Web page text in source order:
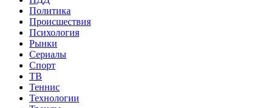
Политика
Происшествия
Психология
Рынки
Сериалы
Спорт
ТВ
Теннис
Технологии